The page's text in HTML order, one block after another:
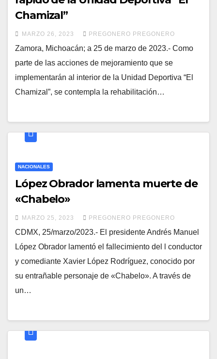
Chamizal”
MARZO 26, 2023 PREGONERO PREGONERO
Zamora, Michoacán; a 25 de marzo de 2023.- Como
parte de las acciones de mejoramiento que se
implementarán al interior de la Unidad Deportiva “El
Chamizal”, se contempla la rehabilitación…
NACIONALES
López Obrador lamenta muerte de
«Chabelo»
MARZO 25, 2023 PREGONERO PREGONERO
CDMX, 25/marzo/2023.- El presidente Andrés Manuel
López Obrador lamentó el fallecimiento del l conductor
y comediante Xavier López Rodríguez, conocido por
su entrañable personaje de «Chabelo». A través de
un…